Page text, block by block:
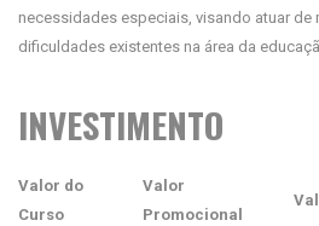
necessidades especiais, visando atuar de
dificuldades existentes na área da
INVESTIMENTO
Valor do
Curso
Valor
Promocional